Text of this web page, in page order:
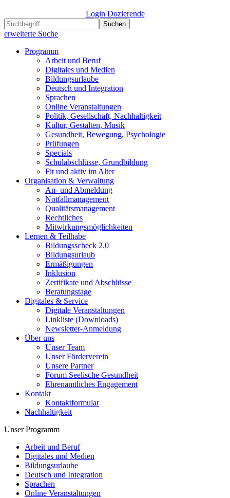
Login Dozierende
Suchen
erweiterte Suche
Programm
Arbeit und Beruf
Digitales und Medien
Bildungsurlaube
Deutsch und Integration
Sprachen
Online Veranstaltungen
Politik, Gesellschaft, Nachhaltigkeit
Kultur, Gestalten, Musik
Gesundheit, Bewegung, Psychologie
Prüfungen
Specials
Schulabschlüsse, Grundbildung
Fit und aktiv im Alter
Organisation & Verwaltung
An- und Abmeldung
Notfallmanagement
Qualitätsmanagement
Rechtliches
Mitwirkungsmöglichkeiten
Lernen & Teilhabe
Bildungsscheck 2.0
Bildungsurlaub
Ermäßigungen
Inklusion
Zertifikate und Abschlüsse
Beratungstage
Digitales & Service
Digitale Veranstaltungen
Linkliste (Downloads)
Newsletter-Anmeldung
Über uns
Unser Team
Unser Förderverein
Unsere Partner
Forum Seelische Gesundheit
Ehrenamtliches Engagement
Kontakt
Kontaktformular
Nachhaltigkeit
Unser Programm
Arbeit und Beruf
Digitales und Medien
Bildungsurlaube
Deutsch und Integration
Sprachen
Online Veranstaltungen